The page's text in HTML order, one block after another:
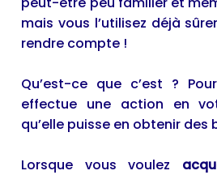
mais vous l’utilisez déjà
rendre compte !
Qu’est-ce que c’est ?
effectue une action en
qu’elle puisse en obtenir des
Lorsque vous voulez